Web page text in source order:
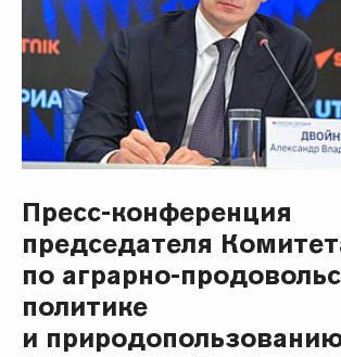
Пресс-конференция
председателя
по аграрно-
политике
и